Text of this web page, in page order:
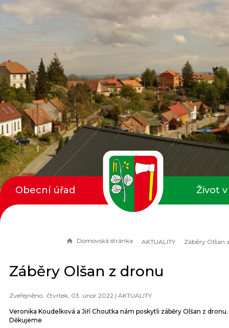
Domovská stránka AKTUALITY Záběry Olšan
Záběry Olšan z dronu
čtvrtek, 03. únor 2022 | AKTUALITY
Veronika Koudelková a Jiří Choutka nám poskytli záběry Olšan z dronu.
Děkujeme
Obecní úřad Život